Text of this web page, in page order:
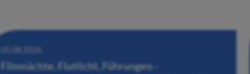
05.08.2026
Filmnächte, Flutlicht, Führungen -